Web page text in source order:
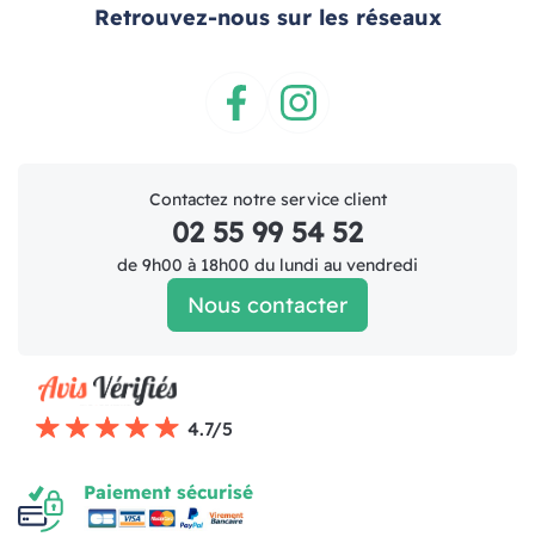
Retrouvez-nous sur les réseaux
Contactez notre service client
02 55 99 54 52
de 9h00 à 18h00 du lundi au vendredi
Nous contacter
4.7/5
Paiement sécurisé